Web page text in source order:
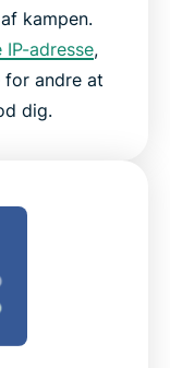
kampen.
adresse,
andre at
dig.